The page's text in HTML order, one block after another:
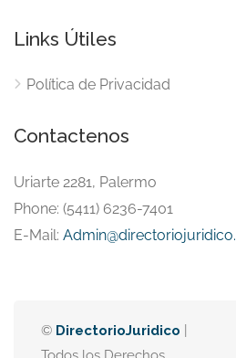
Links Útiles
Política de Privacidad
Contactenos
Uriarte 2281, Palermo
Phone: (5411) 6236-7401
E-Mail:
© DirectorioJuridico